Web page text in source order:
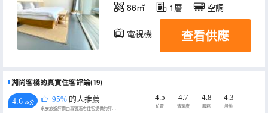
86㎡ 1層 空調
電視機 查看供應
湖尚客棧的真實住客評論(19)
4.6 /5分 95% 的人推薦
永安旅遊評價由真實酒店住客提供的評價。
4.5
位置
4.7
清潔度
4.8
服務
4.3
設施